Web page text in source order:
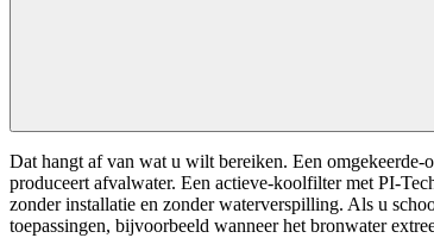
Dat hangt af van wat u wilt bereiken. Een omgekeerde-
produceert afvalwater. Een actieve-koolfilter met PI-
zonder installatie en zonder waterverspilling. Als u
toepassingen, bijvoorbeeld wanneer het bronwater